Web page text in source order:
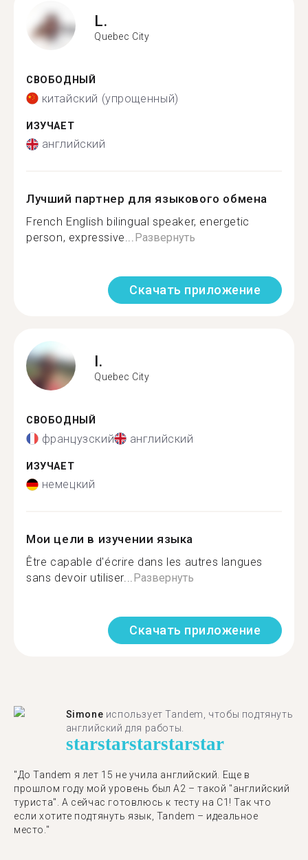
L.
Quebec City
СВОБОДНЫЙ
китайский (упрощенный)
ИЗУЧАЕТ
английский
Лучший партнер для языкового обмена
French English bilingual speaker, energetic
person, expressive...Развернуть
Скачать приложение
I.
Quebec City
СВОБОДНЫЙ
французский английский
ИЗУЧАЕТ
немецкий
Мои цели в изучении языка
Être capable d'écrire dans les autres langues
sans devoir utiliser...Развернуть
Скачать приложение
Simone использует Tandem, чтобы подтянуть
английский для работы.
starstarstarstarstar
"До Tandem я лет 15 не учила английский. Еще в
прошлом году мой уровень был A2 – такой "английский
туриста". А сейчас готовлюсь к тесту на C1! Так что
если хотите подтянуть язык, Tandem – идеальное
место."